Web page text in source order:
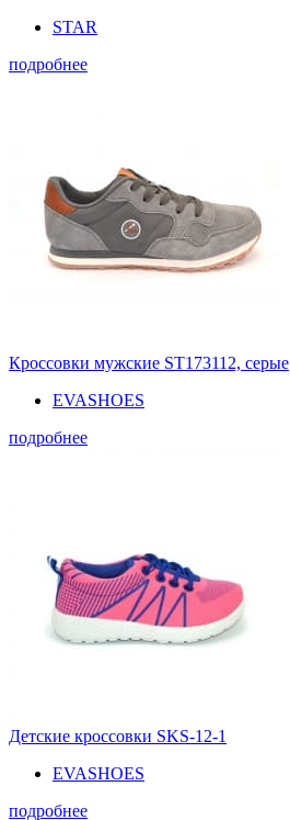
STAR
подробнее
Кроссовки мужские ST173112, серые
EVASHOES
подробнее
Детские кроссовки SKS-12-1
EVASHOES
подробнее